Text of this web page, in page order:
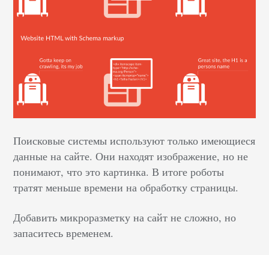
Поисковые системы используют только имеющиеся
данные на сайте. Они находят изображение, но не
понимают, что это картинка. В итоге роботы
тратят меньше времени на обработку страницы.
Добавить микроразметку на сайт не сложно, но
запаситесь временем.